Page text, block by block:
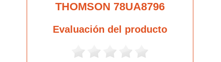
THOMSON 78UA8796
Evaluación del producto